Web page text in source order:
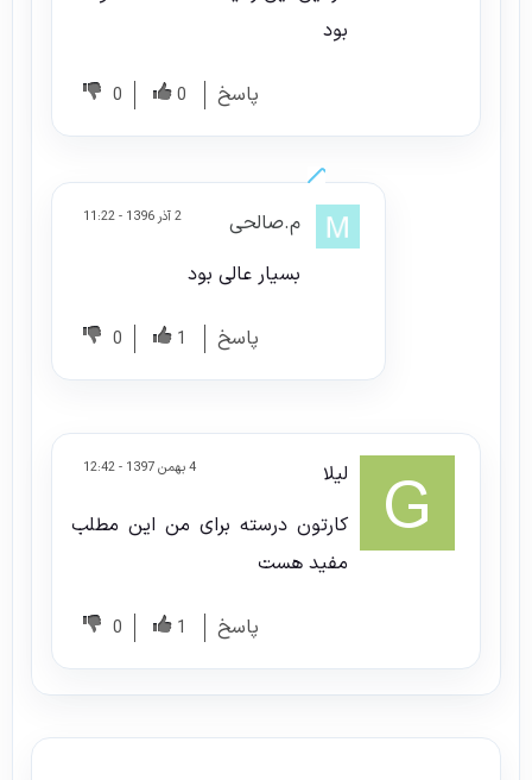
بود
پاسخ 0
0
2 آذر 1396 - 11:22
م.صالحی
بسیار عالی بود
پاسخ 1
0
4 بهمن 1397 - 12:42
لیلا
کارتون درسته برای من این مطلب
مفید هست
پاسخ 1
0